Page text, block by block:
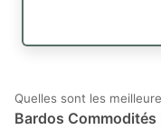
Quelles sont les
Bardos Commodités